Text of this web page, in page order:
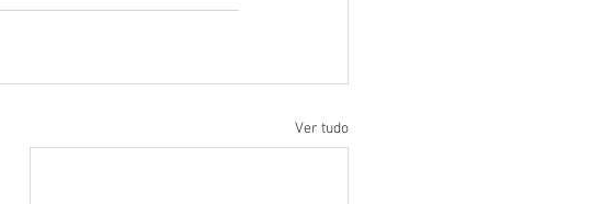
Ver tudo